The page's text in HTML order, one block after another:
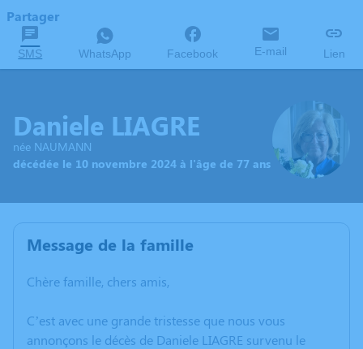
Partager
SMS WhatsApp Facebook E-mail Lien
Daniele LIAGRE
née NAUMANN
décédée le 10 novembre 2024 à l'âge de 77 ans
Message de la famille
Chère famille, chers amis,
C’est avec une grande tristesse que nous vous
annonçons le décès de Daniele LIAGRE survenu le